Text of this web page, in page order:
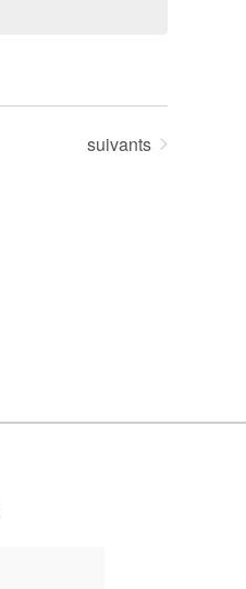
Évènements
suivants